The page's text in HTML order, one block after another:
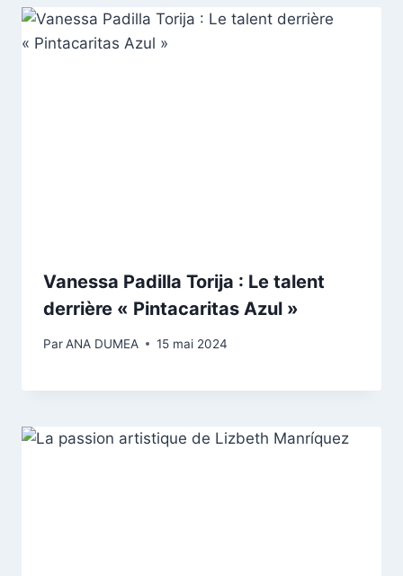
Vanessa Padilla Torija : Le talent
derrière « Pintacaritas Azul »
ParANA DUMEA 15 mai 2024